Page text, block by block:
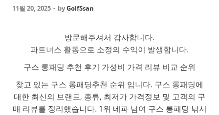
11월 20, 2025 - byGolfSsan
방문해주셔서 감사합니다.
파트너스 활동으로 소정의 수익이 발생합니다.
구스 롱패딩 추천 후기 가성비 가격 리뷰 비교 순위
찾고 있는 구스 롱패딩추천 순위 입니다. 구스 롱패딩에
대한 최신의 브랜드, 종류, 최저가 가격정보 및 고객의 구
매 리뷰를 정리했습니다. 1위 네파 남여 구스 롱패딩 낚시